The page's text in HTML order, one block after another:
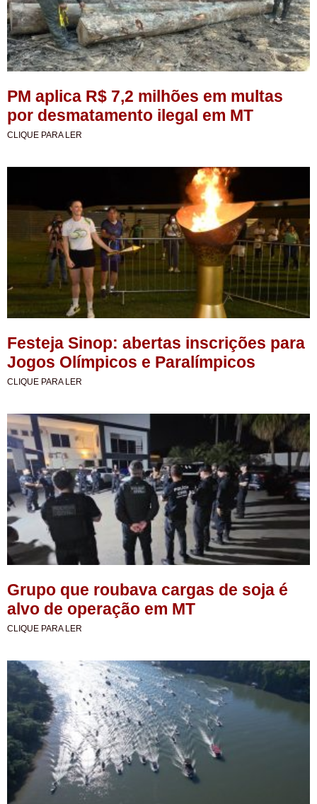
PM aplica R$ 7,2 milhões em multas
por desmatamento ilegal em MT
CLIQUE PARA LER
Festeja Sinop: abertas inscrições para
Jogos Olímpicos e Paralímpicos
CLIQUE PARA LER
Grupo que roubava cargas de soja é
alvo de operação em MT
CLIQUE PARA LER